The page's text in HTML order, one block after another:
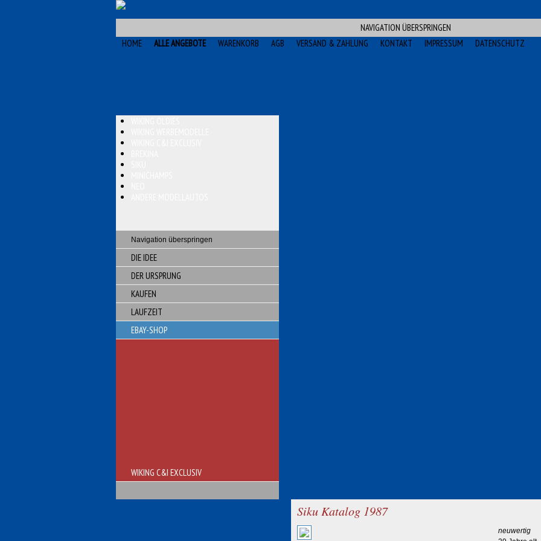
NAVIGATION ÜBERSPRINGEN
HOME
ALLE ANGEBOTE WARENKORB AGB VERSAND & ZAHLUNG KONTAKT IMPRESSUM DATENSCHUTZ
Navigation überspringen
DIE IDEE
DER URSPRUNG
KAUFEN
LAUFZEIT
EBAY-SHOP
WIKING C&I EXCLUSIV
Siku Katalog 1987
neuwertig